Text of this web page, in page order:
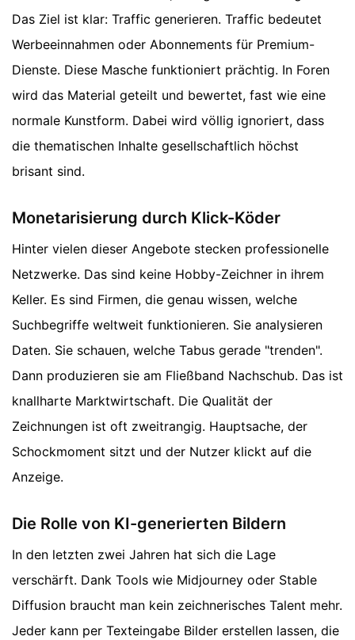
Das Ziel ist klar: Traffic generieren. Traffic bedeutet
Werbeeinnahmen oder Abonnements für Premium-
Dienste. Diese Masche funktioniert prächtig. In Foren
wird das Material geteilt und bewertet, fast wie eine
normale Kunstform. Dabei wird völlig ignoriert, dass
die thematischen Inhalte gesellschaftlich höchst
brisant sind.
Monetarisierung durch Klick-Köder
Hinter vielen dieser Angebote stecken professionelle
Netzwerke. Das sind keine Hobby-Zeichner in ihrem
Keller. Es sind Firmen, die genau wissen, welche
Suchbegriffe weltweit funktionieren. Sie analysieren
Daten. Sie schauen, welche Tabus gerade "trenden".
Dann produzieren sie am Fließband Nachschub. Das ist
knallharte Marktwirtschaft. Die Qualität der
Zeichnungen ist oft zweitrangig. Hauptsache, der
Schockmoment sitzt und der Nutzer klickt auf die
Anzeige.
Die Rolle von KI-generierten Bildern
In den letzten zwei Jahren hat sich die Lage
verschärft. Dank Tools wie Midjourney oder Stable
Diffusion braucht man kein zeichnerisches Talent mehr.
Jeder kann per Texteingabe Bilder erstellen lassen, die